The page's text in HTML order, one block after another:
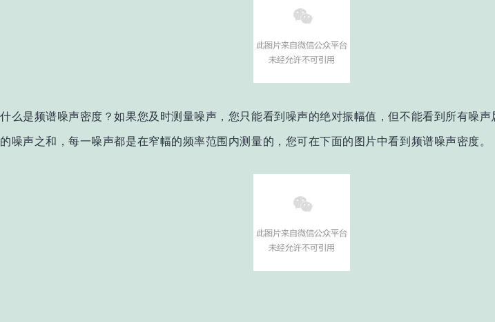
什么是频谱噪声密度？如果您及时测量噪声，您只能看到噪声的绝对振幅值，但不能看到所有噪
的噪声之和，每一噪声都是在窄幅的频率范围内测量的，您可在下面的图片中看到频谱噪声密度。